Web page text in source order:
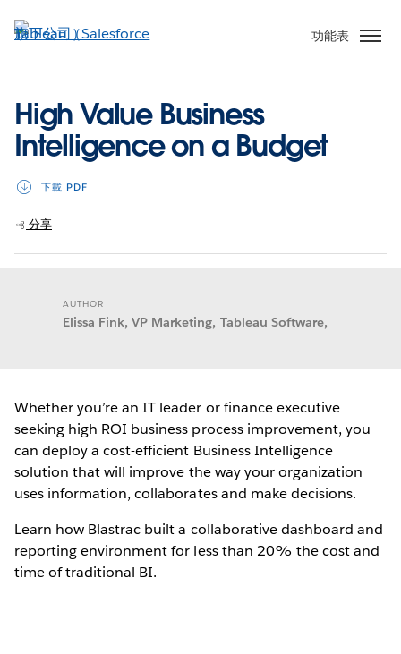
至
功能表
High Value Business
Intelligence on a Budget
下載 PDF
分享
AUTHOR
Elissa Fink, VP Marketing, Tableau Software,
Whether you’re an IT leader or finance executive
seeking high ROI business process improvement, you
can deploy a cost-efficient Business Intelligence
solution that will improve the way your organization
uses information, collaborates and make decisions.
Learn how Blastrac built a collaborative dashboard and
reporting environment for less than 20% the cost and
time of traditional BI.